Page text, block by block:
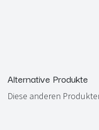
Alternative Produkte
Diese anderen